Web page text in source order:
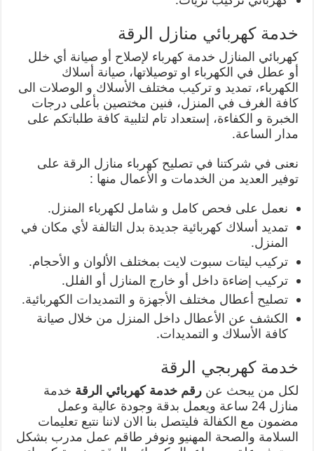
خدمة كهربائي منازل الرقة
كهربائي المنازل خدمة كهرباء لإصلاح أو صيانة أي خلل
أو عطل في الكهرباء او توصيلاتها، صيانة أسلاك
الكهرباء، تمديد و تركيب مختلف الأسلاك و الوصلات الى
كافة الغرف في المنزل، فنين مختصين بأعلى درجات
الخبرة و الكفاءة، إستعداد تام لتلبية كافة طلباتكم على
مدار الساعة.
نعنى في شركتنا في تصليح كهرباء منازل الرقة على
توفير العديد من الخدمات و الأعمال منها :
نعمل على فحص كامل و شامل لكهرباء المنزل.
تمديد أسلاك كهربائية جديدة بدل التالفة لأي مكان في
المنزل.
تركيب ليتات سبوت لايت بمختلف الألوان و الأحجام.
تركيب إضاءة داخل أو خارج المنازل أو الفلل.
تصليح أعطال مختلف الأجهزة و التمديدات الكهربائية.
الكشف عن الأعطال داخل المنزل من خلال صيانة
كافة الأسلاك و التمديدات.
خدمة كهربجي الرقة
لكل من يبحث عنرقم خدمة كهربائي الرقة خدمة
منازل 24 ساعة ويعمل بدقة وجودة عالية وعمل
مضمون مع الكفالة فليتصل بنا الان لاننا نتبع تعليمات
السلامة والصحة المهنيو ونوفر طاقم عمل مدرب بشكل